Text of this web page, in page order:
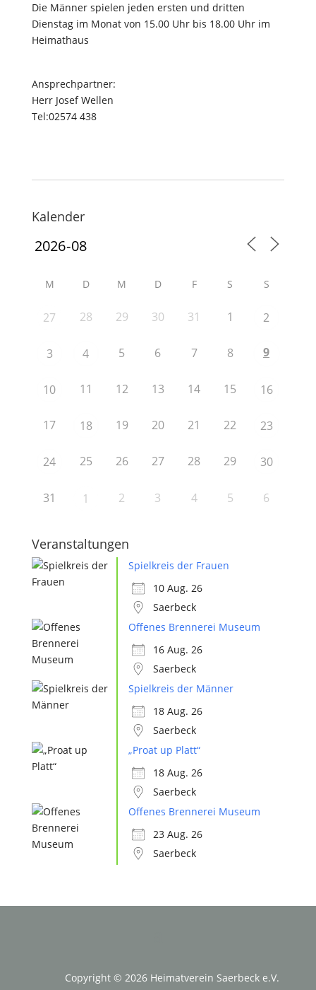
Die Männer spielen jeden ersten und dritten
Dienstag im Monat von 15.00 Uhr bis 18.00 Uhr im
Heimathaus
Ansprechpartner:
Herr Josef Wellen
Tel:02574 438
Kalender
M D M D F S S
27 28 29 30 31 1 2
3 4 5 6 7 8 9
10 11 12 13 14 15 16
17 18 19 20 21 22 23
24 25 26 27 28 29 30
31 1 2 3 4 5 6
Veranstaltungen
Spielkreis der Frauen
10 Aug. 26
Saerbeck
Offenes Brennerei Museum
16 Aug. 26
Saerbeck
Spielkreis der Männer
18 Aug. 26
Saerbeck
„Proat up Platt“
18 Aug. 26
Saerbeck
Offenes Brennerei Museum
23 Aug. 26
Saerbeck
Copyright © 2026 Heimatverein Saerbeck e.V.